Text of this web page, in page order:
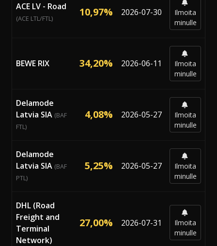
ACE LV - Road
(ACE LTL/FTL) 10,97% 2026-07-30
Ilmoita
minulle
BEWE RIX 34,20% 2026-06-11
Ilmoita
minulle
Delamode
Latvia SIA (BAF
FTL)
4,08% 2026-05-27
Ilmoita
minulle
Delamode
Latvia SIA (BAF
PTL)
5,25% 2026-05-27
Ilmoita
minulle
DHL (Road
Freight and
Terminal
Network)
27,00% 2026-07-31
Ilmoita
minulle